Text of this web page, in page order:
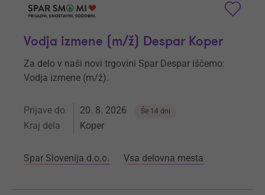
Vodja izmene (m/ž) Despar Koper
Za delo v naši novi trgovini Spar Despar iščemo:
Vodja izmene (m/ž).
Prijave do 20. 8. 2026 Še 14 dni
Kraj dela Koper
Spar Slovenija d.o.o. Vsa delovna mesta